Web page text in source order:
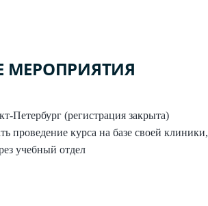
Петербург (регистрация закрыта)
проведение курса на базе своей клиники,
учебный отдел